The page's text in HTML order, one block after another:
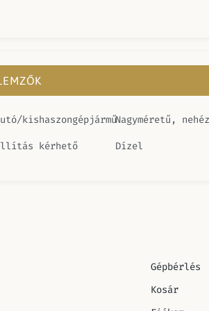
kishaszongépjárműNagyméretű,
kérhető
Dízel
Gépbérlés
Kosár